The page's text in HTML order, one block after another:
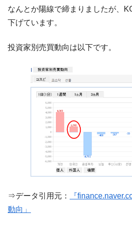
『Money1』
韓国･警察職員が「
動」
国の過剰生産が世界を蝕む。
種は全般的「不調」⇒ PSIが示す現
『Money1』
【米韓激突案件】韓
ン』1人当たり賠償10万ウォンを認
『Money1』
『Money1』
韓国型イージス搭載
「KDDX」1番艦、2032年竣工と公示
『Money1』
【対日本円】ウォン
に韓国がいっちょがみしたのでは。
は韓国で『BYD』車は売れている。
1.9倍！
なんとか陽線で締まりましたが、
下げています。
投資家別売買動向は以下です。
⇒データ引用元：
『
動向」